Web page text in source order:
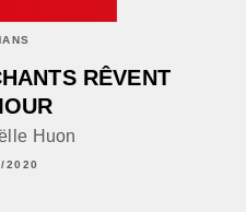
RÊVENT
Huon
2020